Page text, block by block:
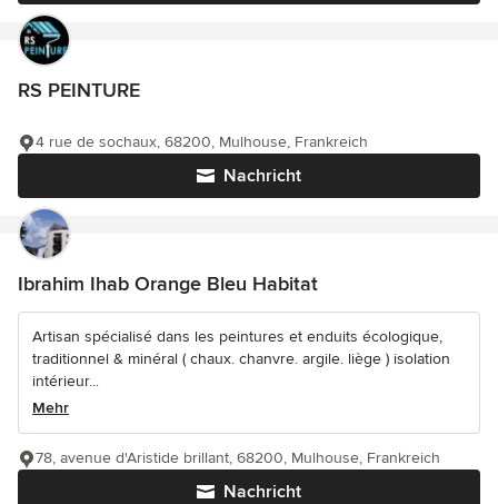
RS PEINTURE
Nachricht
4 rue de sochaux, 68200, Mulhouse, Frankreich
Ibrahim Ihab Orange Bleu Habitat
Artisan spécialisé dans les peintures et enduits écologique,
traditionnel & minéral ( chaux. chanvre. argile. liège ) isolation
intérieur...
Mehr
Nachricht
78, avenue d'Aristide brillant, 68200, Mulhouse, Frankreich